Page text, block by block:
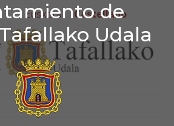
de
Udala
de
Euskera Castellano